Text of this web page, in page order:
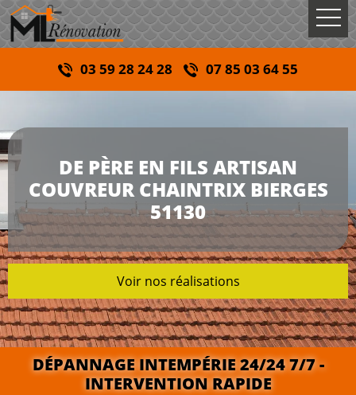
03 59 28 24 28 07 85 03 64 55
DE PÈRE EN FILS ARTISAN
COUVREUR CHAINTRIX BIERGES
51130
Voir nos réalisations
DÉPANNAGE INTEMPÉRIE 24/24 7/7 -
INTERVENTION RAPIDE